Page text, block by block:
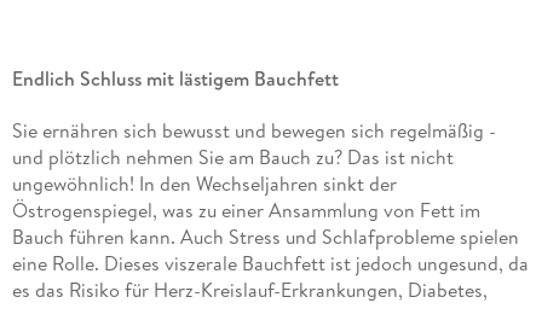
Endlich Schluss mit lästigem Bauchfett
Sie ernähren sich bewusst und bewegen sich regelmäßig -
und plötzlich nehmen Sie am Bauch zu? Das ist nicht
ungewöhnlich! In den Wechseljahren sinkt der
Östrogenspiegel, was zu einer Ansammlung von Fett im
Bauch führen kann. Auch Stress und Schlafprobleme spielen
eine Rolle. Dieses viszerale Bauchfett ist jedoch ungesund, da
es das Risiko für Herz-Kreislauf-Erkrankungen, Diabetes,